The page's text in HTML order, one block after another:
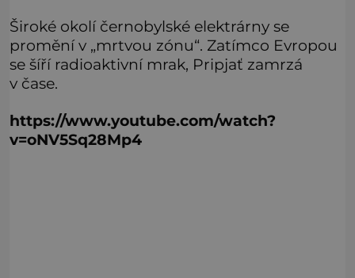
Široké okolí černobylské elektrárny se
promění v „mrtvou zónu“. Zatímco Evropou
se šíří radioaktivní mrak, Pripjať zamrzá
v čase.
https://www.youtube.com/watch?
v=oNV5Sq28Mp4